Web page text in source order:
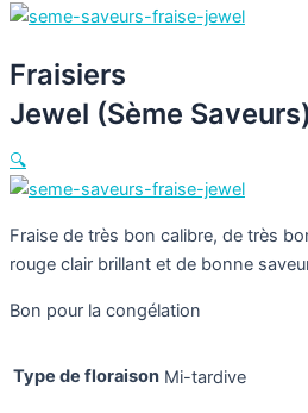
Fraisiers
Jewel (Sème Saveurs)
🔍
Fraise de très bon calibre, de très
rouge clair brillant et de bonne
Bon pour la congélation
Type de floraison Mi-tardive